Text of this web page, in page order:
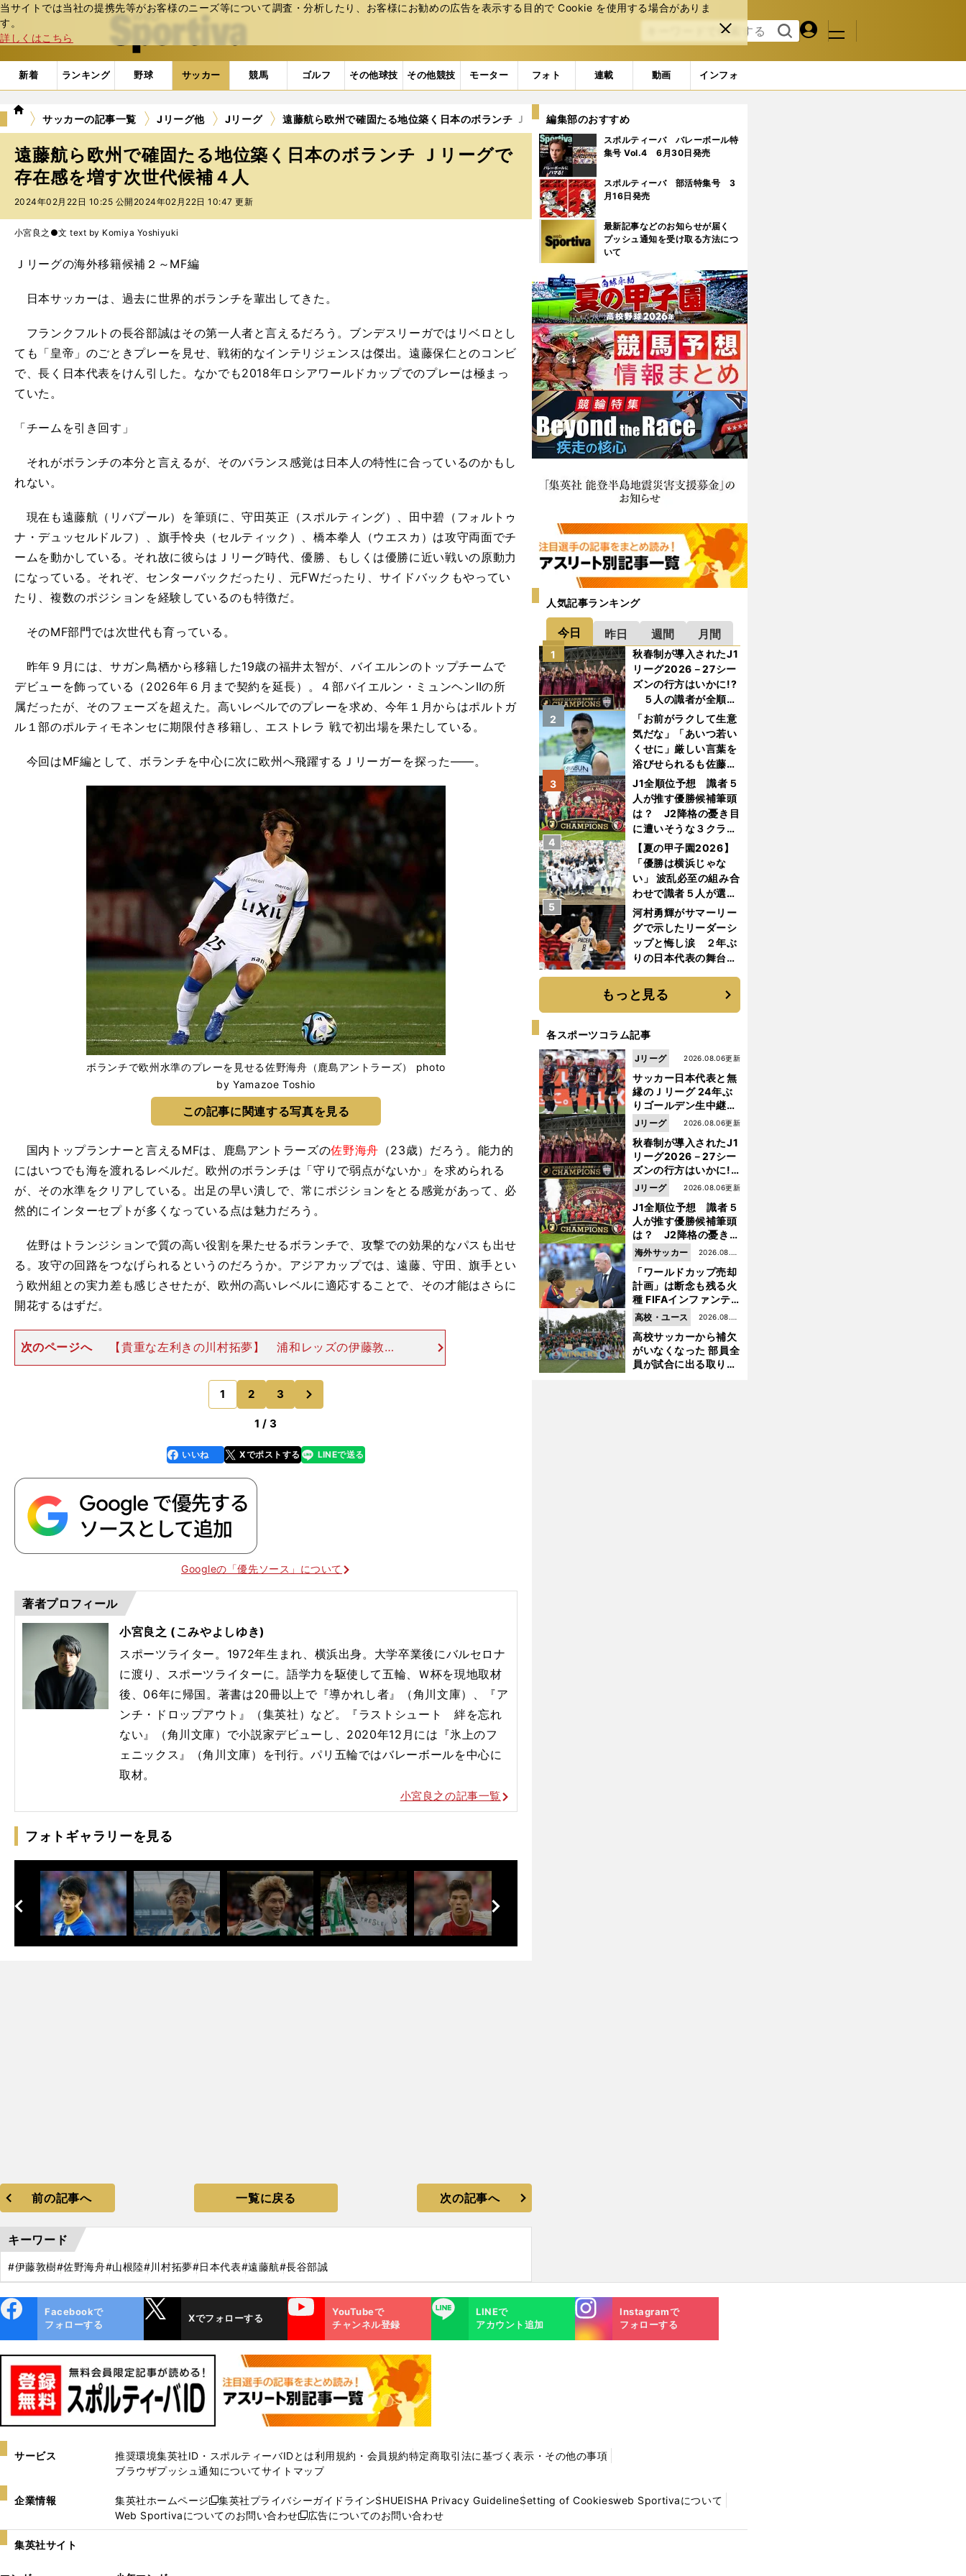
当サイトでは当社の提携先等がお客様のニーズ等について調査・分析したり、お客様にお勧めの広告を表⽰する⽬的で Cookie を使⽤する場合がありま
す。
詳しくはこちら
閉じ
る
web Sportiva (webスポルティーバ)
検索
る
マイペ
ジ
メニュ
新着 ランキング 野球 サッカー 競馬 ゴルフ その他球技 その他競技 モーター フォト 連載 動画 インフォ
we
ポ
ル
テ
ィ
ー
バ
サッカーの記事一覧 Jリーグ他 Jリーグ 遠藤航ら欧州で確固たる地位築く日本のボランチ Ｊリーグで存在感を増す次世代候補４人
遠藤航ら欧州で確固たる地位築く日本のボランチ Ｊリーグで
存在感を増す次世代候補４人
2024年02月22日 10:25 公開 2024年02月22日 10:47 更新
小宮良之●文 text by Komiya Yoshiyuki
Ｊリーグの海外移籍候補２～MF編
日本サッカーは、過去に世界的ボランチを輩出してきた。
フランクフルトの長谷部誠はその第一人者と言えるだろう。ブンデスリーガではリベロとし
ても「皇帝」のごときプレーを見せ、戦術的なインテリジェンスは傑出。遠藤保仁とのコンビ
で、長く日本代表をけん引した。なかでも2018年ロシアワールドカップでのプレーは極まっ
ていた。
「チームを引き回す」
それがボランチの本分と言えるが、そのバランス感覚は日本人の特性に合っているのかもし
れない。
現在も遠藤航（リバプール）を筆頭に、守田英正（スポルティング）、田中碧（フォルトゥ
ナ・デュッセルドルフ）、旗手怜央（セルティック）、橋本拳人（ウエスカ）は攻守両面でチ
ームを動かしている。それ故に彼らはＪリーグ時代、優勝、もしくは優勝に近い戦いの原動力
になっている。それぞ、センターバックだったり、元FWだったり、サイドバックもやってい
たり、複数のポジションを経験しているのも特徴だ。
そのMF部門では次世代も育っている。
昨年９月には、サガン鳥栖から移籍した19歳の福井太智が、バイエルンのトップチームで
デビューを飾っている（2026年６月まで契約を延長）。４部バイエルン・ミュンヘンⅡの所
属だったが、そのフェーズを超えた。高いレベルでのプレーを求め、今年１月からはポルトガ
ル１部のポルティモネンセに期限付き移籍し、エストレラ 戦で初出場を果たしている。
今回はMF編として、ボランチを中心に次に欧州へ飛躍するＪリーガーを探った――。
ボランチで欧州水準のプレーを見せる佐野海舟（鹿島アントラーズ） photo
by Yamazoe Toshio
この記事に関連する写真を見る
国内トップランナーと言えるMFは、鹿島アントラーズの佐野海舟 （23歳）だろう。能力的
にはいつでも海を渡れるレベルだ。欧州のボランチは「守りで弱点がないか」を求められる
が、その水準をクリアしている。出足の早い潰しで、常にポジションをとる感覚があって、必
然的にインターセプトが多くなっている点は魅力だろう。
佐野はトランジションで質の高い役割を果たせるボランチで、攻撃での効果的なパスも出せ
る。攻守の回路をつなげられるというのだろうか。アジアカップでは、遠藤、守田、旗手とい
う欧州組との実力差も感じさせたが、欧州の高いレベルに適応することで、その才能はさらに
開花するはずだ。
次のページへ
【貴重な左利きの川村拓夢】 浦和レッズの伊藤敦樹
（25歳）も、ポテンシャルの高さは日本代表でも証明済みだ。体格を生
かした攻守が特長で、ダイナミックなプレーが売り。代表のトルコ戦で
見せたゴールのように
1 2 3
1 / 3
faceboo
k
いいね Xでポストする
line LINEで送る
Googleの「優先ソース」について
著者プロフィール
小宮良之 (こみやよしゆき)
スポーツライター。1972年生まれ、横浜出身。大学卒業後にバルセロナ
に渡り、スポーツライターに。語学力を駆使して五輪、Ｗ杯を現地取材
後、06年に帰国。著書は20冊以上で『導かれし者』（角川文庫）、『ア
ンチ・ドロップアウト』（集英社）など。『ラストシュート 絆を忘れ
ない』（角川文庫）で小説家デビューし、2020年12月には『氷上のフ
ェニックス』（角川文庫）を刊行。パリ五輪ではバレーボールを中心に
取材。
小宮良之の記事一覧
フォトギャラリーを見る
次
へ
前
へ
？
前の記事へ 一覧に戻る 次の記事へ
キーワード
#伊藤敦樹#佐野海舟#山根陸#川村拓夢#日本代表#遠藤航#長谷部誠
編集部のおすすめ
スポルティーバ バレーボール特
集号 Vol.4 6月30日発売
スポルティーバ 部活特集号 3
月16日発売
最新記事などのお知らせが届く
プッシュ通知を受け取る方法につ
いて
人気記事ランキング
今日 昨日 週間 月間
秋春制が導入されたJ1
リーグ2026－27シー
ズンの行方はいかに!?
５人の識者が全順位
を大胆予想
1
「お前がラクして生意
気だな」「あいつ若い
くせに」厳しい言葉を
浴びせられるも佐藤慎
太郎が貫いた誇りとフ
ァンへの思い
2
J1全順位予想 識者５
人が推す優勝候補筆頭
は？ J2降格の憂き目
に遭いそうな３クラブ
とは？
3
【夏の甲子園2026】
「優勝は横浜じゃな
い」 波乱必至の組み合
わせで識者５人が選ん
だ優勝校はここだ！
4
河村勇輝がサマーリー
グで示したリーダーシ
ップと悔し涙 ２年ぶ
りの日本代表の舞台を
は続く
5
もっと見る
各スポーツコラム記事
サッカー日本代表と無
縁のＪリーグ 24年ぶ
りゴールデン生中継の
開幕戦でヘタな試合は
見せられない
2026.08.06更新
Jリーグ
秋春制が導入されたJ1
リーグ2026－27シー
ズンの行方はいかに!?
５人の識者が全順位
を大胆予想
2026.08.06更新
Jリーグ
J1全順位予想 識者５
人が推す優勝候補筆頭
は？ J2降格の憂き目
に遭いそうな３クラブ
とは？
2026.08.06更新
Jリーグ
「ワールドカップ売却
計画」は断念も残る火
種 FIFAインファンテ
ィーノ会長体制に何が
起きているのか
2026.08.05
更新
海外サッカー
高校サッカーから補欠
がいなくなった 部員全
員が試合に出る取り組
2026.08.05
更新
高校・ユース
ok
Facebookで
フォローする
Xでフォローする
YouTube
YouTubeで
チャンネル登録
LINE
LINEで
アカウント追加
Instagra
m
Instagramで
フォローする
サービス 推奨環境集英社ID・スポルティーバIDとは利用規約・会員規約特定商取引法に基づく表示・その他の事項
ブラウザプッシュ通知についてサイトマップ
企業情報 集英社ホームページ
新
し
い
集英社プライバシーガイドラインSHUEISHA Privacy GuidelineSetting of Cookiesweb Sportivaについて
Web Sportivaについてのお問い合わせ
新
し
広告についてのお問い合わせ
集英社サイト